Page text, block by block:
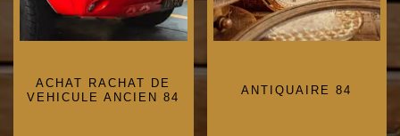
ACHAT RACHAT DE
VEHICULE ANCIEN 84
ANTIQUAIRE 84